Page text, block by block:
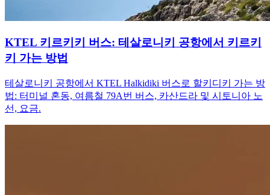
KTEL 키르키키 버스: 테살로니키 공항에서 키르키
키 가는 방법
테살로니키 공항에서 KTEL Halkidiki 버스로 할키디키 가는 방
법: 터미널 혼동, 여름철 79A번 버스, 카산드라 및 시토니아 노
선, 요금.